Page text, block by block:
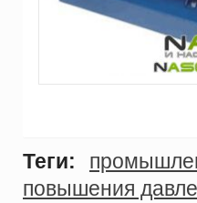
Теги:
повышения